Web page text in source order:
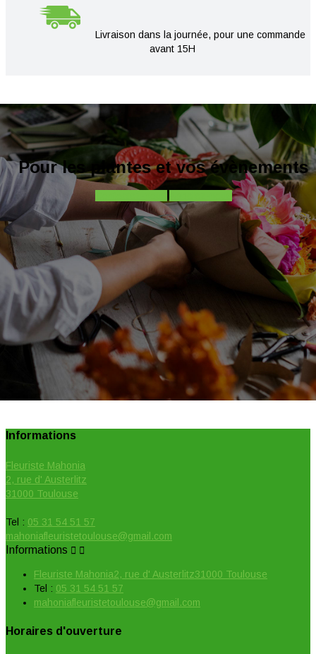
Livraison dans la journée, pour une commande
avant 15H
Pour les plantes et vos évènements
Informations
Fleuriste Mahonia
2, rue d' Austerlitz
31000 Toulouse
Tel : 05 31 54 51 57
mahoniafleuristetoulouse@gmail.com
Informations  
Fleuriste Mahonia2, rue d' Austerlitz31000 Toulouse
Tel : 05 31 54 51 57
mahoniafleuristetoulouse@gmail.com
Horaires d'ouverture